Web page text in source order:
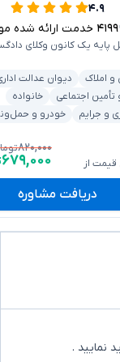
۴.۹
۴۱۹۹ خدمت ارائه شده موفق
پایه یک کانون وکلای
و املاک
دیوان عدالت
تأمین اجتماعی
خانواده
و جرایم
خودرو و
از
۸۲۰,۰۰۰
۶۷۹,۰۰۰
دریافت مشاوره
نمایید .